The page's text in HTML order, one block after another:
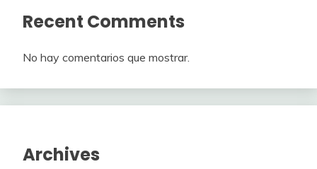
Recent Comments
No hay comentarios que mostrar.
Archives